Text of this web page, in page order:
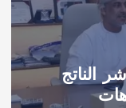
الناتج